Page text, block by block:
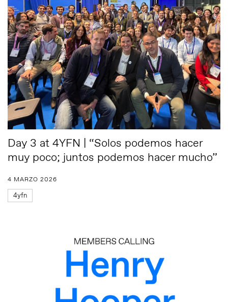
Day 3 at 4YFN | “Solos podemos hacer
muy poco; juntos podemos hacer mucho”
4 MARZO 2026
4yfn